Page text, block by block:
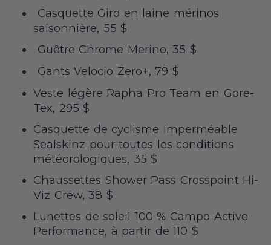
Casquette Giro en laine mérinos
saisonnière, 55 $
Guêtre Chrome Merino, 35 $
Gants Velocio Zero+, 79 $
Veste légère Rapha Pro Team en Gore-
Tex, 295 $
Casquette de cyclisme imperméable
Sealskinz pour toutes les conditions
météorologiques, 35 $
Chaussettes Shower Pass Crosspoint Hi-
Viz Crew, 38 $
Lunettes de soleil 100 % Campo Active
Performance, à partir de 110 $